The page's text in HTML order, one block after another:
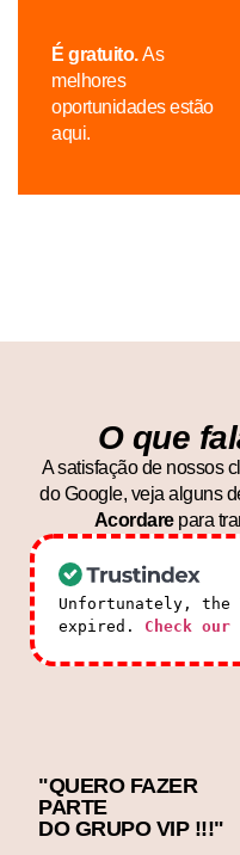
É gratuito.As
melhores
oportunidades estão
aqui.
O que
A satisfação de nossos
do Google, veja alguns
Acordarepara
Unfortunately,
expired. Check
"QUERO FAZER
PARTE
DO GRUPO VIP !!!"